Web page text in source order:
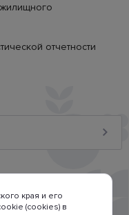
отчетности
края и его
(cookies) в